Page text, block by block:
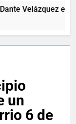
en el
un
6 de